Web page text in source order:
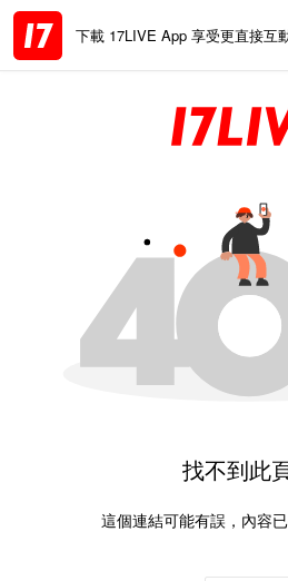
下載 17LIVE App 享受更直接互
找不到此
這個連結可能有誤，內容已